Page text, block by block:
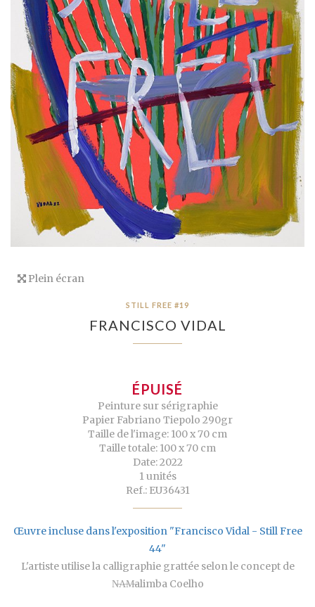
Plein écran
STILL FREE #19
FRANCISCO VIDAL
ÉPUISÉ
Peinture sur sérigraphie
Papier Fabriano Tiepolo 290gr
Taille de l'image: 100 x 70 cm
Taille totale: 100 x 70 cm
Date: 2022
1 unités
Ref.: EU36431
Œuvre incluse dans l'exposition "Francisco Vidal - Still Free
44"
L'artiste utilise la calligraphie grattée selon le concept de
N̶A̶M̶alimba Coelho